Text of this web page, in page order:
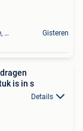
Oupeye+Partie De Cheratte, Herstal Et Wandre Gisteren
is in s
Details